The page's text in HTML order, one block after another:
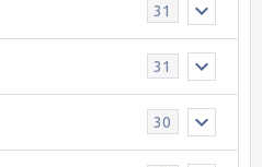
31
31
30